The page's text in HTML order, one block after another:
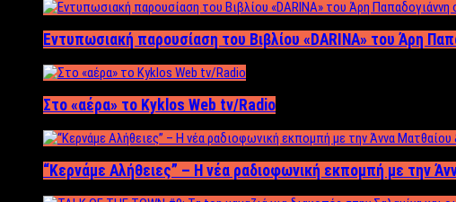
Εντυπωσιακή παρουσίαση του Βιβλίου «DARINA» του Άρη
Στο «αέρα» το Kyklos Web tv/Radio
“Kερνάμε Αλήθειες” – Η νέα ραδιοφωνική εκπομπή με την